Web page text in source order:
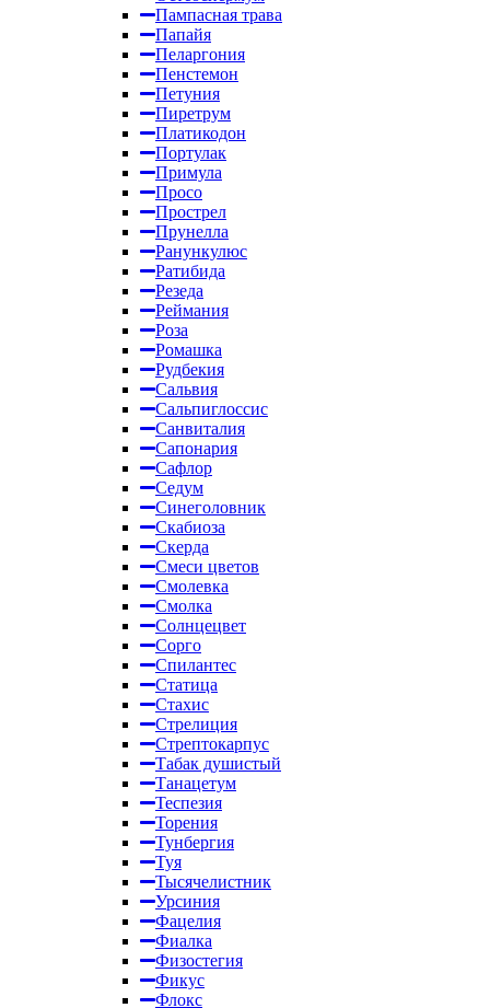
Пампасная трава
Папайя
Пеларгония
Пенстемон
Петуния
Пиретрум
Платикодон
Портулак
Примула
Просо
Прострел
Прунелла
Ранункулюс
Ратибида
Резеда
Реймания
Роза
Ромашка
Рудбекия
Сальвия
Сальпиглоссис
Санвиталия
Сапонария
Сафлор
Седум
Синеголовник
Скабиоза
Скерда
Смеси цветов
Смолевка
Смолка
Солнцецвет
Сорго
Спилантес
Статица
Стахис
Стрелиция
Стрептокарпус
Табак душистый
Танацетум
Теспезия
Торения
Тунбергия
Туя
Тысячелистник
Урсиния
Фацелия
Фиалка
Физостегия
Фикус
Флокс